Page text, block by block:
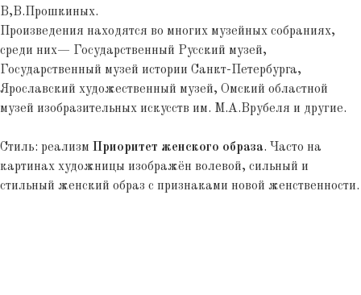
В,В.Прошкиных.
Произведения находятся во многих музейных собраниях,
среди них— Государственный Русский музей,
Государственный музей истории Санкт-Петербурга,
Ярославский художественный музей, Омский областной
музей изобразительных искусств им. М.А.Врубеля и другие.
Стиль: реализм Приоритет женского образа. Часто на
картинах художницы изображён волевой, сильный и
стильный женский образ с признаками новой женственности.